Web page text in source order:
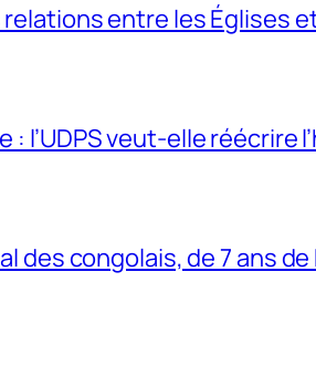
relations entre les Églises
l’UDPS veut-elle réécrire
des congolais, de 7 ans